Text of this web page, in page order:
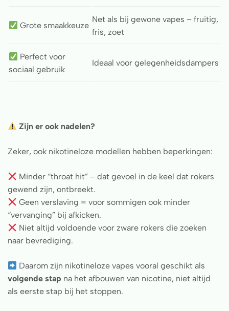
Grote smaakkeuze
Net als bij gewone vapes – fruitig,
fris, zoet
Perfect voor
sociaal gebruik
Ideaal voor gelegenheidsdampers
Zijn er ook nadelen?
Zeker, ook nikotineloze modellen hebben beperkingen:
Minder “throat hit” – dat gevoel in de keel dat rokers
gewend zijn, ontbreekt.
Geen verslaving = voor sommigen ook minder
“vervanging” bij afkicken.
Niet altijd voldoende voor zware rokers die zoeken
naar bevrediging.
Daarom zijn nikotineloze vapes vooral geschikt als
volgende stap na het afbouwen van nicotine, niet altijd
als eerste stap bij het stoppen.